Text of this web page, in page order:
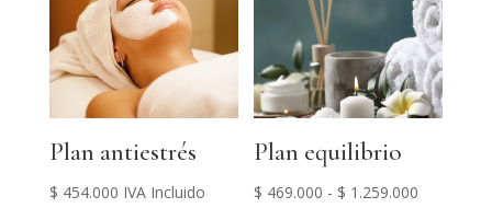
$ 489.000
Plan antiestrés
$ 454.000 IVA Incluido
Plan equilibrio
$ 469.000 - $ 1.259.000